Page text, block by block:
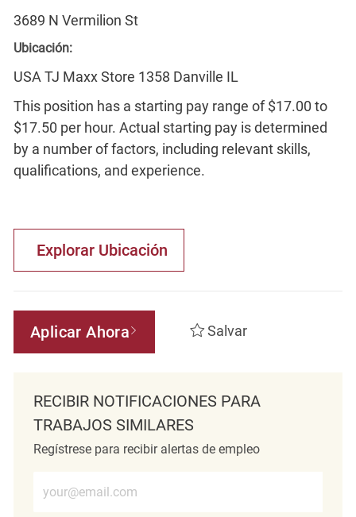
3689 N Vermilion St
Ubicación:
USA TJ Maxx Store 1358 Danville IL
This position has a starting pay range of $17.00 to
$17.50 per hour. Actual starting pay is determined
by a number of factors, including relevant skills,
qualifications, and experience.
Explorar Ubicación
Aplicar Ahora Salvar
RECIBIR NOTIFICACIONES PARA
TRABAJOS SIMILARES
Regístrese para recibir alertas de empleo